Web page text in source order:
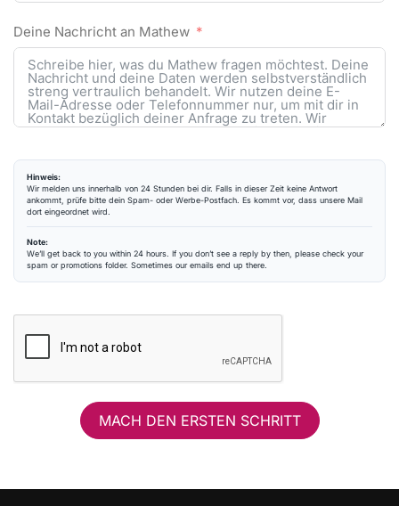
Deine Nachricht an Mathew
Hinweis:
Wir melden uns innerhalb von 24 Stunden bei dir. Falls in dieser Zeit keine Antwort
ankommt, prüfe bitte dein Spam- oder Werbe-Postfach. Es kommt vor, dass unsere Mail
dort eingeordnet wird.
Note:
We’ll get back to you within 24 hours. If you don’t see a reply by then, please check your
spam or promotions folder. Sometimes our emails end up there.
MACH DEN ERSTEN SCHRITT